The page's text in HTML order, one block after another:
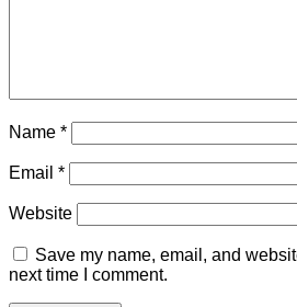
Name *
Email *
Website
Save my name, email, and
next time I comment.